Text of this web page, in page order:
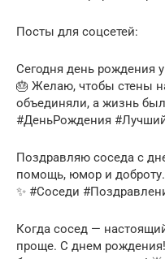
Посты для соцсетей:
Сегодня день рождения
🎂 Желаю, чтобы стены
объединяли, а жизнь
#ДеньРождения
Поздравляю соседа с
помощь, юмор и
✨ #Соседи
Когда сосед —
проще. С днем